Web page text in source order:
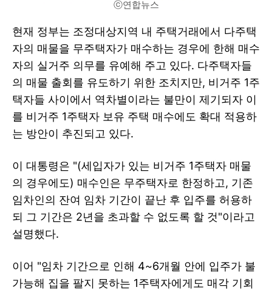
ⓒ연합뉴스
현재 정부는 조정대상지역 내 주택거래에서 다주택
자의 매물을 무주택자가 매수하는 경우에 한해 매수
자의 실거주 의무를 유예해 주고 있다. 다주택자들
의 매물 출회를 유도하기 위한 조치지만, 비거주 1주
택자들 사이에서 역차별이라는 불만이 제기되자 이
를 비거주 1주택자 보유 주택 매수에도 확대 적용하
는 방안이 추진되고 있다.
이 대통령은 "(세입자가 있는 비거주 1주택자 매물
의 경우에도) 매수인은 무주택자로 한정하고, 기존
임차인의 잔여 임차 기간이 끝난 후 입주를 허용하
되 그 기간은 2년을 초과할 수 없도록 할 것"이라고
설명했다.
이어 "임차 기간으로 인해 4~6개월 안에 입주가 불
가능해 집을 팔지 못하는 1주택자에게도 매각 기회